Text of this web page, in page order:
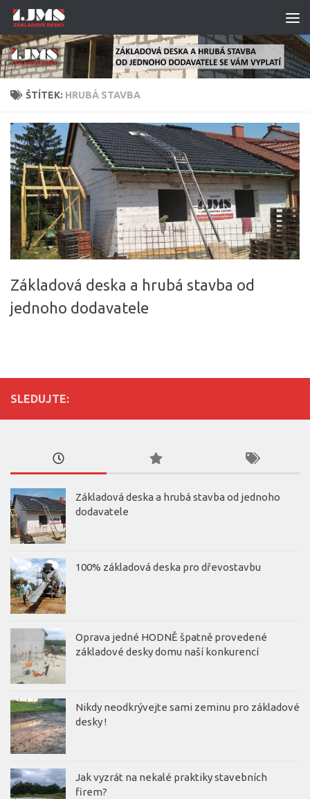
Skip to content
ŠTÍTEK: HRUBÁ STAVBA
Základová deska a hrubá stavba od
jednoho dodavatele
SLEDUJTE:
Základová deska a hrubá stavba od jednoho
dodavatele
100% základová deska pro dřevostavbu
Oprava jedné HODNĚ špatně provedené
základové desky domu naší konkurencí
Nikdy neodkrývejte sami zeminu pro základové
desky !
Jak vyzrát na nekalé praktiky stavebních
firem?